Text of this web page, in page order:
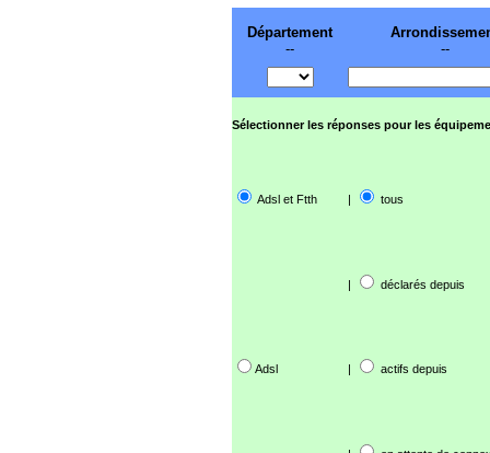
Département
--
--
Sélectionner les réponses pour les
Adsl et Ftth | tous
| déclarés depuis
Adsl | actifs depuis